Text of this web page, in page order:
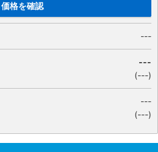
価格を確認
---
---
(---)
---
(---)